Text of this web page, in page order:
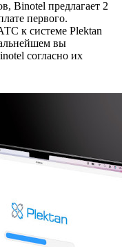
Binotel предлагает 2
первого.
к системе Plektan
вы
согласно их